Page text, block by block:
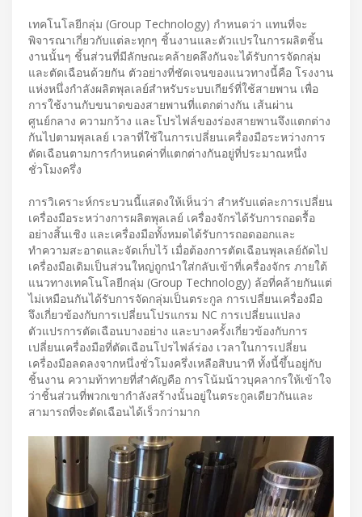
เทคโนโลยีกลุ่ม (Group Technology) กำหนดว่า แทนที่จะ
พิจารณาเกี่ยวกับแต่ละทุกๆ ชิ้นงานและตัวแปรในการผลิตชิ้น
งานนั้นๆ ชิ้นส่วนที่มีลักษณะคล้ายคลึงกันจะได้รับการจัดกลุ่ม
และตัดเฉือนด้วยกัน ตัวอย่างที่ชัดเจนของแนวทางนี้คือ โรงงาน
แห่งหนึ่งกำลังผลิตพุลเลย์สำหรับระบบเกียร์ที่ใช้สายพาน เพื่อ
การใช้งานกับขนาดของสายพานที่แตกต่างกัน เส้นผ่าน
ศูนย์กลาง ความกว้าง และโปรไฟล์ของร่องสายพานจึงแตกต่าง
กันไปตามพุลเลย์ เวลาที่ใช้ในการเปลี่ยนเครื่องมือระหว่างการ
ตัดเฉือนตามการกำหนดค่าที่แตกต่างกันอยู่ที่ประมาณหนึ่ง
ชั่วโมงครึ่ง
การวิเคราะห์กระบวนนี้แสดงให้เห็นว่า สำหรับแต่ละการเปลี่ยน
เครื่องมือระหว่างการผลิตพุลเลย์ เครื่องจักรได้รับการถอดรื้อ
อย่างสิ้นเชิง และเครื่องมือทั้งหมดได้รับการถอดออกและ
ทำความสะอาดและจัดเก็บไว้ เมื่อต้องการตัดเฉือนพุลเลย์ถัดไป
เครื่องมือเดิมเป็นส่วนใหญ่ถูกนำใส่กลับเข้าที่เครื่องจักร ภายใต้
แนวทางเทคโนโลยีกลุ่ม (Group Technology) ล้อที่คล้ายกันแต่
ไม่เหมือนกันได้รับการจัดกลุ่มเป็นตระกูล การเปลี่ยนเครื่องมือ
จึงเกี่ยวข้องกับการเปลี่ยนโปรแกรม NC การเปลี่ยนแปลง
ตัวแปรการตัดเฉือนบางอย่าง และบางครั้งเกี่ยวข้องกับการ
เปลี่ยนเครื่องมือที่ตัดเฉือนโปรไฟล์ร่อง เวลาในการเปลี่ยน
เครื่องมือลดลงจากหนึ่งชั่วโมงครึ่งเหลือสิบนาที ทั้งนี้ขึ้นอยู่กับ
ชิ้นงาน ความท้าทายที่สำคัญคือ การโน้มน้าวบุคลากรให้เข้าใจ
ว่าชิ้นส่วนที่พวกเขากำลังสร้างนั้นอยู่ในตระกูลเดียวกันและ
สามารถที่จะตัดเฉือนได้เร็วกว่ามาก